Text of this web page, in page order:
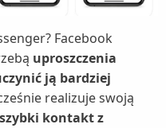
Facebook
uproszczenia
ją bardziej
realizuje swoją
kontakt z